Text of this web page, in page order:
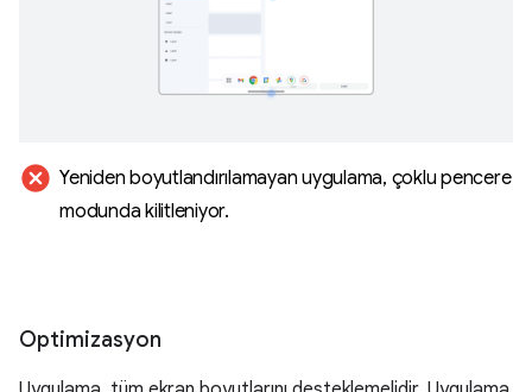
cancel Yeniden boyutlandırılamayan uygulama, çoklu pencere
modunda kilitleniyor.
Optimizasyon